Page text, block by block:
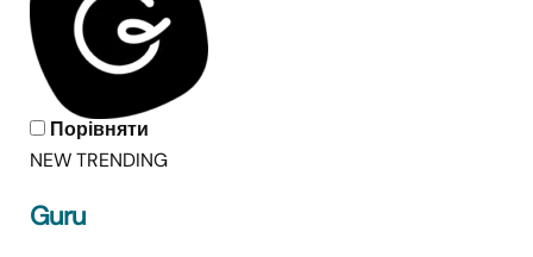
Порівняти
NEWTRENDING
Guru